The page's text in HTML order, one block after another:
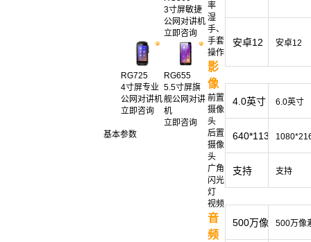
3寸屏敏捷
公网对讲机
立即咨询
RG725
4寸屏专业
公网对讲机
立即咨询
RG655
5.5寸屏旗
舰公网对讲
机
立即咨询
基本参数
率
湿
手、
手套
操作
影
像
前置
摄像
头
后置
摄像
头
广角
闪光
灯
视频
音
频
安卓12
4.0英寸
640*1136（阳光
支持
500万像素
安卓12
6.0英寸
支持
500万像